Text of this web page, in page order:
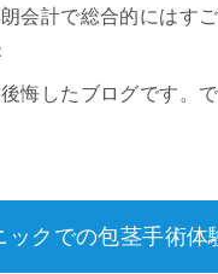
会計で総合的にはす
悔したブログです。
ックでの包茎手術体